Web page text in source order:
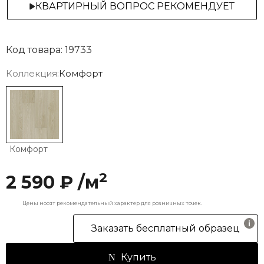
КВАРТИРНЫЙ ВОПРОС РЕКОМЕНДУЕТ
Код товара: 19733
Коллекция:Комфорт
Комфорт
2 590 ₽ /м2
Цены носят рекомендательный характер для розничных точек.
Заказать бесплатный образец
Купить